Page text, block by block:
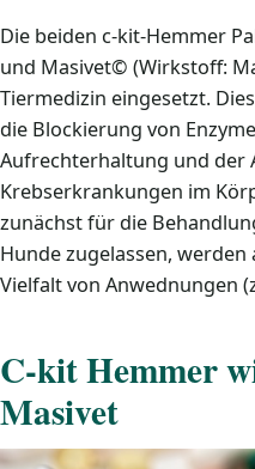
Die beiden c-kit-Hemmer
und Masivet© (Wirkstoff:
Tiermedizin eingesetzt.
die Blockierung von
Aufrechterhaltung und der
Krebserkrankungen im
zunächst für die
Hunde zugelassen,
Vielfalt von Anwednungen
C-kit Hemmer
Masivet